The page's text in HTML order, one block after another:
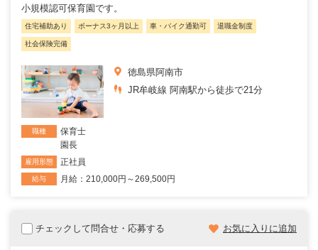
小規模認可保育園です。
住宅補助あり ボーナス3ヶ月以上 車・バイク通勤可 退職金制度
社会保険完備
徳島県阿南市
JR牟岐線 阿南駅から徒歩で21分
職種
保育士
園長
雇用形態 正社員
給与 月給：210,000円～269,500円
チェックして問合せ・応募する お気に入りに追加